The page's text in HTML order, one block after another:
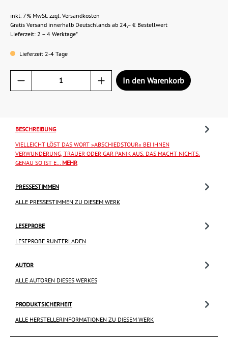
inkl. 7% MwSt. zzgl. Versandkosten
Gratis Versand innerhalb Deutschlands ab 24,– € Bestellwert
Lieferzeit: 2 – 4 Werktage*
Lieferzeit 2-4 Tage
In den Warenkorb
BESCHREIBUNG
VIELLEICHT LÖST DAS WORT »ABSCHIEDSTOUR« BEI IHNEN
VERWUNDERUNG, TRAUER ODER GAR PANIK AUS. DAS MACHT NICHTS.
GENAU SO IST E… MEHR
PRESSESTIMMEN
ALLE PRESSESTIMMEN ZU DIESEM WERK
LESEPROBE
LESEPROBE RUNTERLADEN
AUTOR
ALLE AUTOREN DIESES WERKES
PRODUKTSICHERHEIT
ALLE HERSTELLERINFORMATIONEN ZU DIESEM WERK